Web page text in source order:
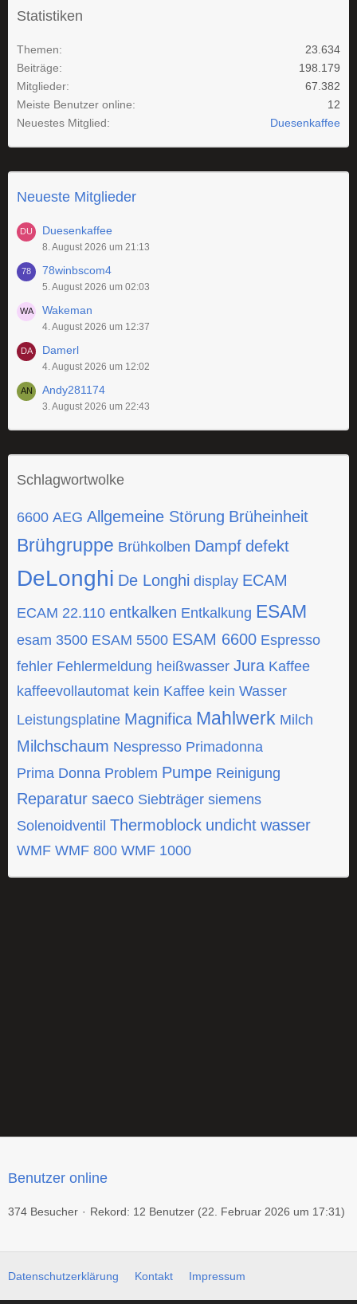
Statistiken
Themen
23.634
Beiträge
198.179
Mitglieder
67.382
Meiste Benutzer online
12
Neuestes Mitglied
Duesenkaffee
Neueste Mitglieder
Duesenkaffee
8. August 2026 um 21:13
78winbscom4
5. August 2026 um 02:03
Wakeman
4. August 2026 um 12:37
Damerl
4. August 2026 um 12:02
Andy281174
3. August 2026 um 22:43
Schlagwortwolke
6600 AEG Allgemeine Störung Brüheinheit
Brühgruppe Brühkolben Dampf defekt
DeLonghi De Longhi display ECAM
ECAM 22.110 entkalken Entkalkung ESAM
esam 3500 ESAM 5500 ESAM 6600 Espresso
fehler Fehlermeldung heißwasser Jura Kaffee
kaffeevollautomat kein Kaffee kein Wasser
Leistungsplatine Magnifica Mahlwerk Milch
Milchschaum Nespresso Primadonna
Prima Donna Problem Pumpe Reinigung
Reparatur saeco Siebträger siemens
Solenoidventil Thermoblock undicht wasser
WMF WMF 800 WMF 1000
Benutzer online
374 Besucher Rekord: 12 Benutzer (22. Februar 2026 um 17:31)
Datenschutzerklärung Kontakt Impressum